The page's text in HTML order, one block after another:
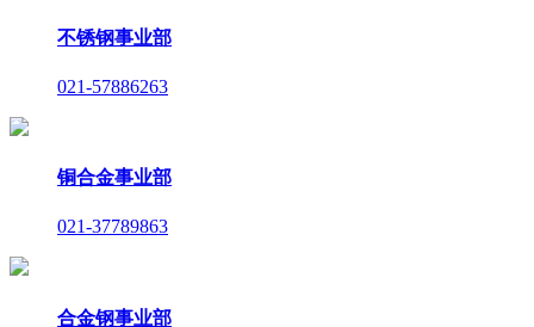
不锈钢事业部
021-57886263
铜合金事业部
021-37789863
合金钢事业部